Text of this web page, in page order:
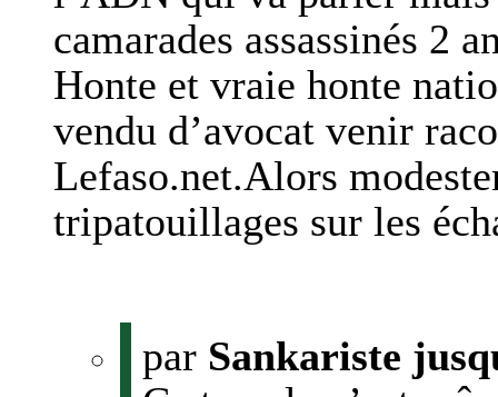
camarades assassinés 2
Honte et vraie honte
vendu d’avocat venir
Lefaso.net.Alors
tripatouillages sur les
par Sankariste